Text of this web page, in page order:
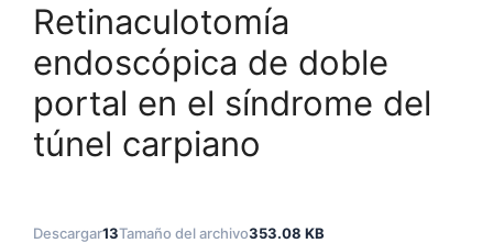
Retinaculotomía
endoscópica de doble
portal en el síndrome del
túnel carpiano
Descargar13Tamaño del archivo353.08 KB